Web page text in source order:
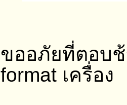
ขออภัยที่ตอบ
format เครื่อง